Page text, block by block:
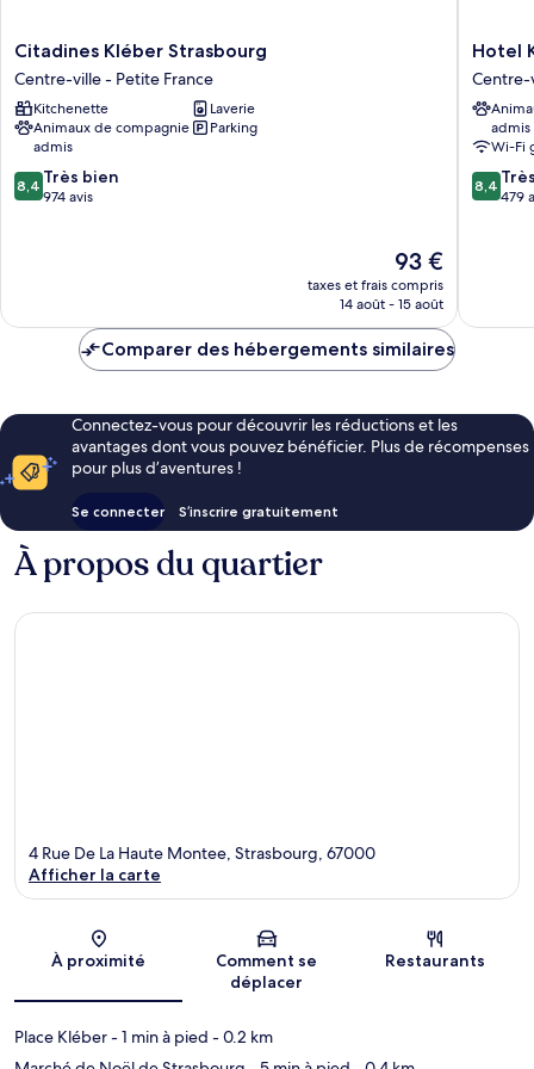
Citadines
Kléber
Strasbourg
Centre-
ville
Petite
France
Citadines Kléber Strasbourg
Centre-ville - Petite France
Kitchenette
Laverie
Animaux de compagnie
admis
Parking
8.4
sur
8,4 Très bien
974 avis
Le
nouveau
prix
de
93 €
taxes et frais compris
14 août - 15 août
Hotel
Kaijoo
by
Centre-
ville
-
Petite
Hotel
Centre-
admis
Wi-Fi
8.4
sur
8,4
479
Comparer des hébergements similaires
Connectez-vous pour découvrir les réductions et les
avantages dont vous pouvez bénéficier. Plus de récompenses
pour plus d’aventures !
Se connecter S’inscrire gratuitement
À propos du quartier
Carte
4 Rue De La Haute Montee, Strasbourg, 67000
Afficher la carte
À proximité
Comment se
déplacer
Restaurants
Place Kléber- 1 min à pied - 0.2 km